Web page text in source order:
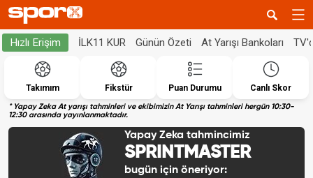
Hızlı Erişim İLK11 KUR Günün Özeti At Yarışı Bankoları
Takımım Fikstür Puan Durumu Canlı Skor
* Yapay Zeka At yarışı tahminleri ve ekibimizin At Yarışı tahminleri hergün 10:30-
12:30 arasında yayınlanmaktadır.
Yapay Zeka tahmincimiz
SPRINTMASTER
bugün için öneriyor: